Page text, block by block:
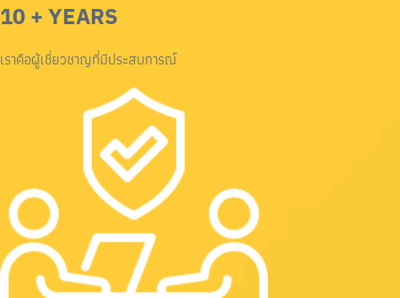
10 + YEARS
เราคือผู้เชี่ยวชาญที่มีประสบการณ์